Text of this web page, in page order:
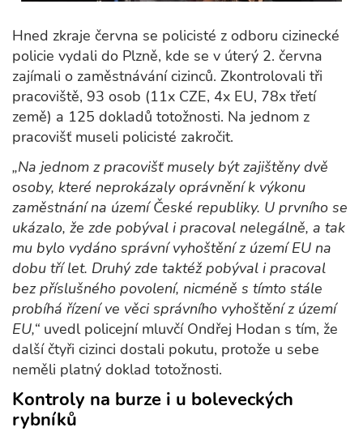
Hned zkraje června se policisté z odboru cizinecké
policie vydali do Plzně, kde se v úterý 2. června
zajímali o zaměstnávání cizinců. Zkontrolovali tři
pracoviště, 93 osob (11x CZE, 4x EU, 78x třetí
země) a 125 dokladů totožnosti. Na jednom z
pracovišť museli policisté zakročit.
„Na jednom z pracovišť musely být zajištěny dvě
osoby, které neprokázaly oprávnění k výkonu
zaměstnání na území České republiky. U prvního se
ukázalo, že zde pobýval i pracoval nelegálně, a tak
mu bylo vydáno správní vyhoštění z území EU na
dobu tří let. Druhý zde taktéž pobýval i pracoval
bez příslušného povolení, nicméně s tímto stále
probíhá řízení ve věci správního vyhoštění z území
EU,“ uvedl policejní mluvčí Ondřej Hodan s tím, že
další čtyři cizinci dostali pokutu, protože u sebe
neměli platný doklad totožnosti.
Kontroly na burze i u boleveckých
rybníků